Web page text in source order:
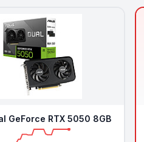
GeForce RTX 5050 8GB